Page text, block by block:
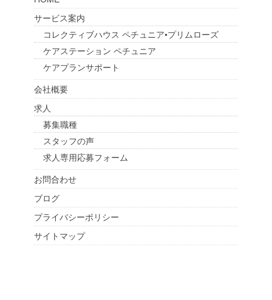
サービス案内
コレクティブハウス ペチュニア•プリムローズ
ケアステーション ペチュニア
ケアプランサポート
会社概要
求人
募集職種
スタッフの声
求人専用応募フォーム
お問合わせ
ブログ
プライバシーポリシー
サイトマップ